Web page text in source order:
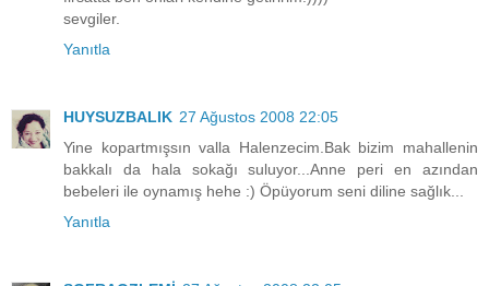
sevgiler.
Yanıtla
HUYSUZBALIK 27 Ağustos 2008 22:05
Yine kopartmışsın valla Halenzecim.Bak bizim mahallenin
bakkalı da hala sokağı suluyor...Anne peri en azından
bebeleri ile oynamış hehe :) Öpüyorum seni diline sağlık...
Yanıtla